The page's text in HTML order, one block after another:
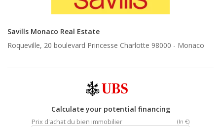
Savills Monaco Real Estate
Roqueville, 20 boulevard Princesse Charlotte 98000 - Monaco
Calculate your potential financing
Prix d'achat du bien immobilier (In €)